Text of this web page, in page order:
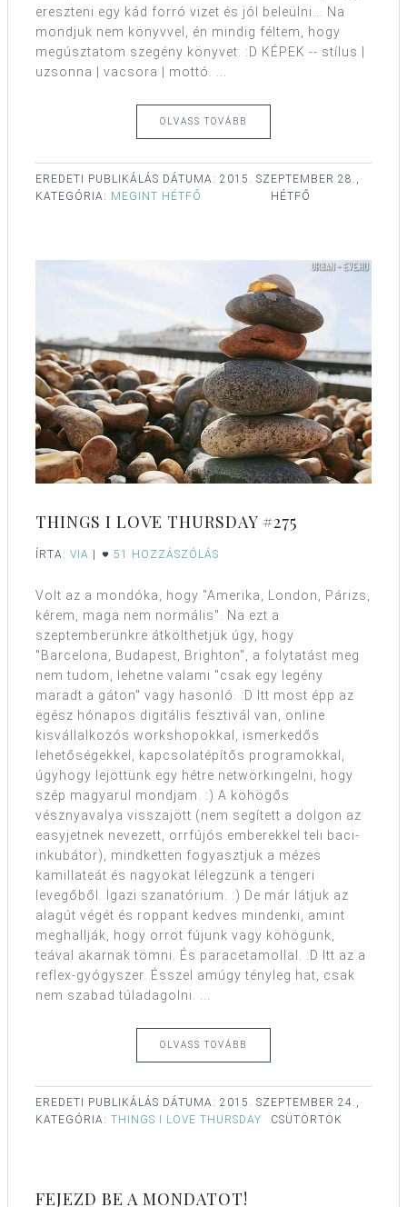
ereszteni egy kád forró vizet és jól beleülni... Na
mondjuk nem könyvvel, én mindig féltem, hogy
megúsztatom szegény könyvet. :D KÉPEK -- stílus |
uzsonna | vacsora | mottó. ...
OLVASS TOVÁBB
EREDETI PUBLIKÁLÁS DÁTUMA: 2015. SZEPTEMBER 28.,
HÉTFŐ
KATEGÓRIA: MEGINT HÉTFŐ
THINGS I LOVE THURSDAY #275
ÍRTA: VIA | 51 HOZZÁSZÓLÁS
Volt az a mondóka, hogy "Amerika, London, Párizs,
kérem, maga nem normális". Na ezt a
szeptemberünkre átkölthetjük úgy, hogy
"Barcelona, Budapest, Brighton", a folytatást meg
nem tudom, lehetne valami "csak egy legény
maradt a gáton" vagy hasonló. :D Itt most épp az
egész hónapos digitális fesztivál van, online
kisvállalkozós workshopokkal, ismerkedős
lehetőségekkel, kapcsolatépítős programokkal,
úgyhogy lejöttünk egy hétre netwörkingelni, hogy
szép magyarul mondjam. :) A köhögős
vésznyavalya visszajött (nem segített a dolgon az
easyjetnek nevezett, orrfújós emberekkel teli baci-
inkubátor), mindketten fogyasztjuk a mézes
kamillateát és nagyokat lélegzünk a tengeri
levegőből. Igazi szanatórium. :) De már látjuk az
alagút végét és roppant kedves mindenki, amint
meghallják, hogy orrot fújunk vagy köhögünk,
teával akarnak tömni. És paracetamollal. :D Itt az a
reflex-gyógyszer. Ésszel amúgy tényleg hat, csak
nem szabad túladagolni. ...
OLVASS TOVÁBB
EREDETI PUBLIKÁLÁS DÁTUMA: 2015. SZEPTEMBER 24.,
CSÜTÖRTÖK
KATEGÓRIA: THINGS I LOVE THURSDAY
FEJEZD BE A MONDATOT!